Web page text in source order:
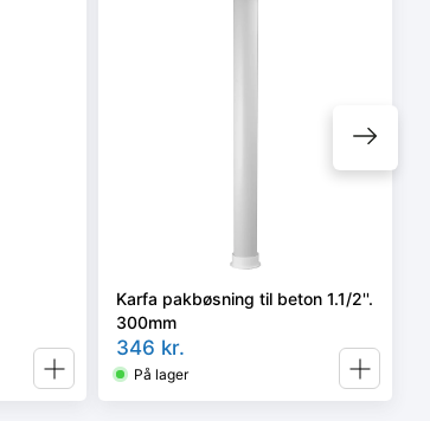
Karfa pakbøsning til beton 1.1/2''.
300mm
346 kr.
På lager